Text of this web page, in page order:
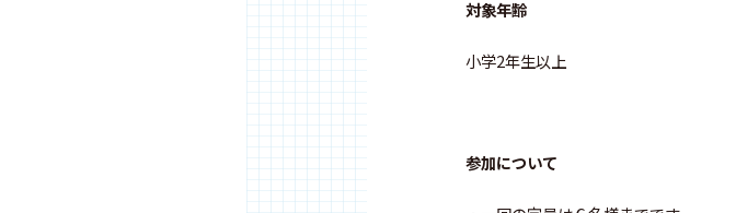
対象年齢
小学2年生以上
参加について